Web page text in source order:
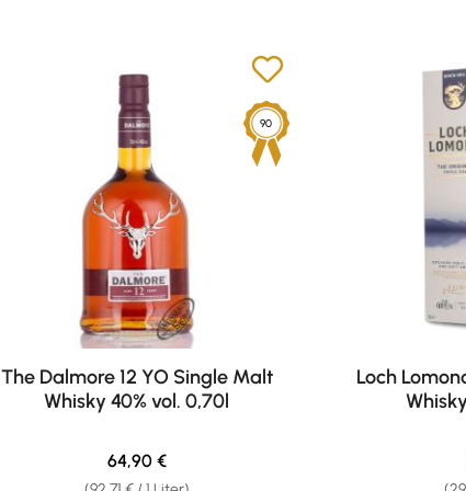
90
The Dalmore 12 YO Single Malt
Whisky 40% vol. 0,70l
Regulärer Preis:
64,90 €
Loch